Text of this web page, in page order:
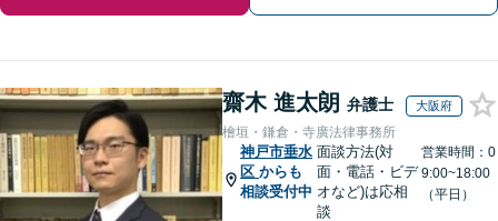
齋木 進太朗 弁護士 大阪府
檜垣・鎌倉・寺廣法律事務所
神戸市垂水
区 からも
相談受付中
面談方法(対
面・電話・ビデ
オなど)は応相
談
営業時間：0
9:00~18:00
（平日）